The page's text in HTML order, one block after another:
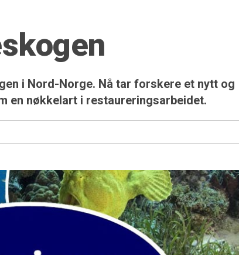
i Nord-Norge. Nå tar forskere et nytt og
en nøkkelart i restaureringsarbeidet.